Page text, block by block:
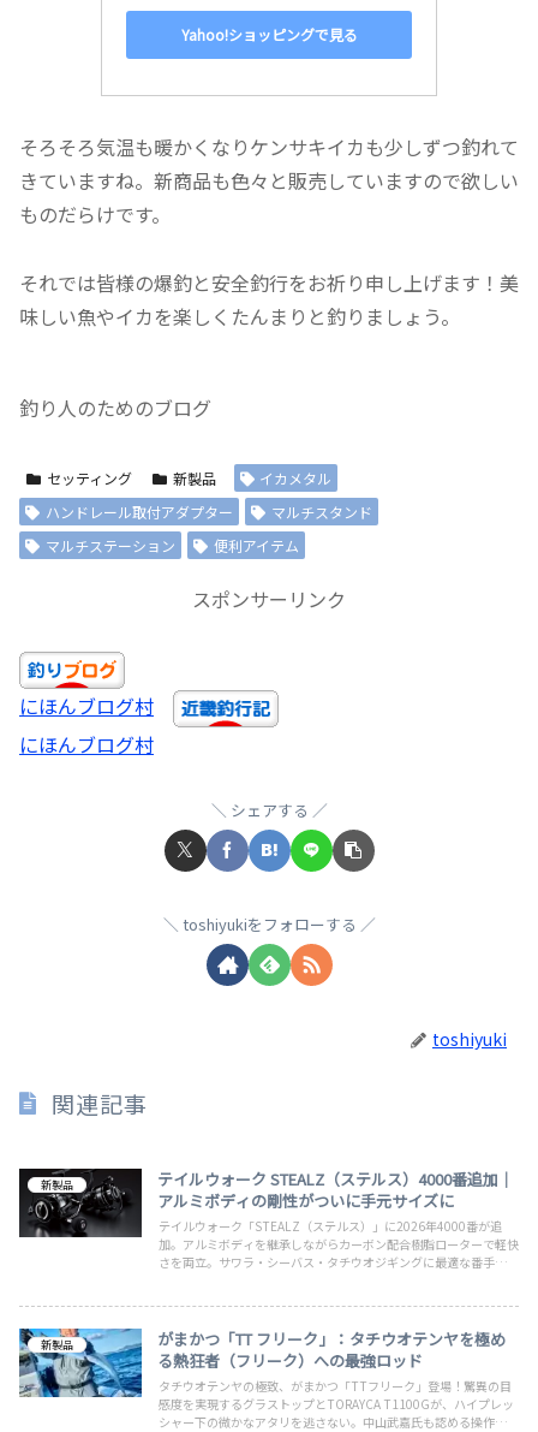
Yahoo!ショッピングで見る
そろそろ気温も暖かくなりケンサキイカも少しずつ釣れて
きていますね。新商品も色々と販売していますので欲しい
ものだらけです。
それでは皆様の爆釣と安全釣行をお祈り申し上げます！美
味しい魚やイカを楽しくたんまりと釣りましょう。
釣り人のためのブログ
セッティング 新製品
イカメタル
ハンドレール取付アダプター
マルチスタンド
マルチステーション
便利アイテム
スポンサーリンク
にほんブログ村
にほんブログ村
シェアする
toshiyukiをフォローする
toshiyuki
関連記事
新製品
テイルウォーク STEALZ（ステルス）4000番追加｜
アルミボディの剛性がついに手元サイズに
テイルウォーク「STEALZ（ステルス）」に2026年4000番が追
加。アルミボディを継承しながらカーボン配合樹脂ローターで軽快
さを両立。サワラ・シーバス・タチウオジギングに最適な番手で
新製品
がまかつ「TT フリーク」：タチウオテンヤを極め
る熱狂者（フリーク）への最強ロッド
タチウオテンヤの極致、がまかつ「TTフリーク」登場！驚異の目
感度を実現するグラストップとTORAYCA T1100Gが、ハイプレッ
シャー下の微かなアタリを逃さない。中山武嘉氏も認める操作性